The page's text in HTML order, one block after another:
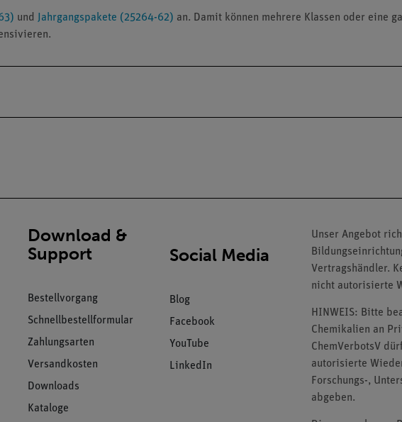
und Jahrgangspakete (25264-62) an. Damit können mehrere Klassen oder eine
Download &
Support
Bestellvorgang
Schnellbestellformular
Zahlungsarten
Versandkosten
Downloads
Kataloge
Social Media
Blog
Facebook
YouTube
LinkedIn
Unser Angebot
Vertragshändler.
nicht autorisierte
HINWEIS: Bitte
Chemikalien an
ChemVerbotsV
autorisierte
Forschungs-,
abgeben.